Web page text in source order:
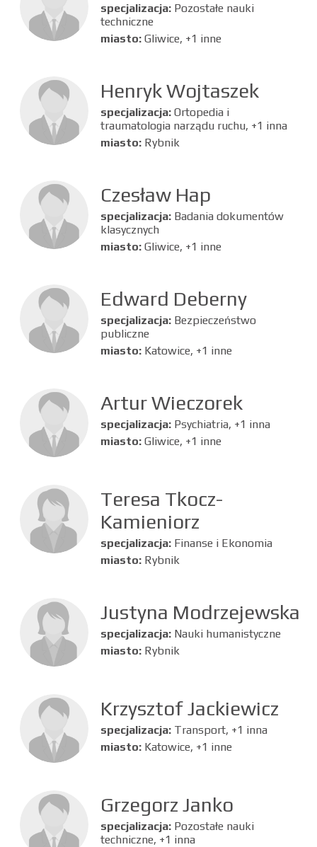
specjalizacja: Pozostałe nauki
techniczne
miasto: Gliwice, +1 inne
Henryk Wojtaszek
specjalizacja: Ortopedia i
traumatologia narządu ruchu, +1 inna
miasto: Rybnik
Czesław Hap
specjalizacja: Badania dokumentów
klasycznych
miasto: Gliwice, +1 inne
Edward Deberny
specjalizacja: Bezpieczeństwo
publiczne
miasto: Katowice, +1 inne
Artur Wieczorek
specjalizacja: Psychiatria, +1 inna
miasto: Gliwice, +1 inne
Teresa Tkocz-
Kamieniorz
specjalizacja: Finanse i Ekonomia
miasto: Rybnik
Justyna Modrzejewska
specjalizacja: Nauki humanistyczne
miasto: Rybnik
Krzysztof Jackiewicz
specjalizacja: Transport, +1 inna
miasto: Katowice, +1 inne
Grzegorz Janko
specjalizacja: Pozostałe nauki
techniczne, +1 inna